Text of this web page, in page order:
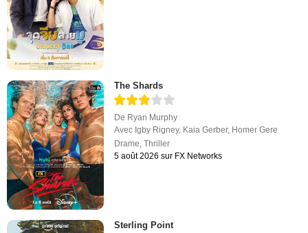
The Shards
De Ryan Murphy
Avec Igby Rigney, Kaia Gerber, Homer Gere
Drame,Thriller
5 août 2026 sur FX Networks
Sterling Point